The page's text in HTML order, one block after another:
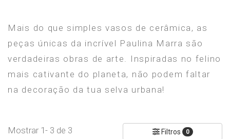
Mais do que simples vasos de cerâmica, as
peças únicas da incrível Paulina Marra são
verdadeiras obras de arte. Inspiradas no felino
mais cativante do planeta, não podem faltar
na decoração da tua selva urbana!
Mostrar 1- 3 de 3
Filtros 0